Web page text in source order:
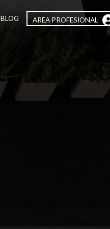
BLOG AREA PROFESIONAL